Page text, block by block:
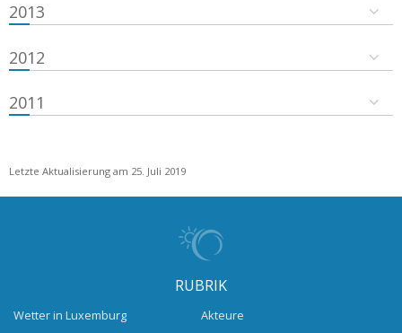
2013
2012
2011
Letzte Aktualisierung am 25. Juli 2019
RUBRIK
Wetter in Luxemburg
Akteure